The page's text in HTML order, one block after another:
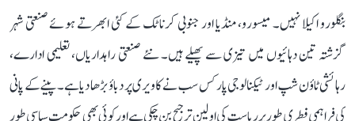
بنگلورو اکیلا نہیں۔ میسورو، منڈیا اور جنوبی کرناٹک کے کئی ابھرتے ہوئے صنعتی شہر
گزشتہ تین دہائیوں میں تیزی سے پھیلے ہیں۔ نئے صنعتی راہداریاں، تعلیمی ادارے،
رہائشی ٹاؤن شپ اور ٹیکنالوجی پارکس سب نے کاویری پر دباؤ بڑھا دیا ہے۔ پینے کے پانی